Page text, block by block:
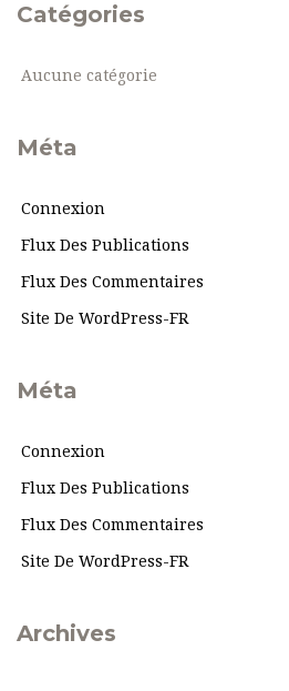
Catégories
Aucune catégorie
Méta
Connexion
Flux Des Publications
Flux Des Commentaires
Site De WordPress-FR
Méta
Connexion
Flux Des Publications
Flux Des Commentaires
Site De WordPress-FR
Archives